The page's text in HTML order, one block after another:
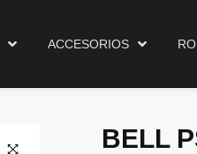
ACCESORIOS
Accesorios Ropa
BELL